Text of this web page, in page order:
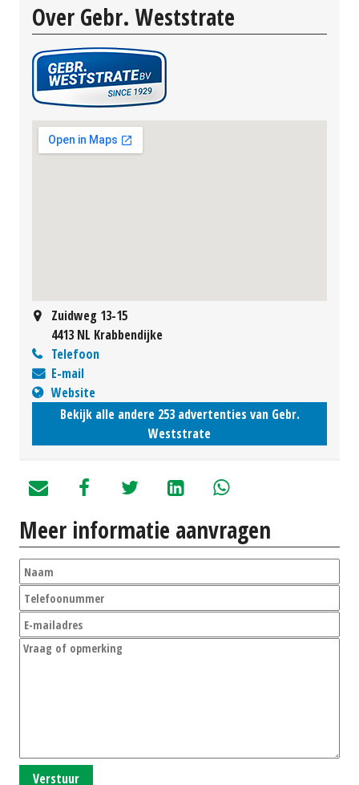
Over Gebr. Weststrate
Zuidweg 13-15
4413 NL Krabbendijke
Telefoon
E-mail
Website
Bekijk alle andere 253 advertenties van Gebr.
Weststrate
Meer informatie aanvragen
Verstuur